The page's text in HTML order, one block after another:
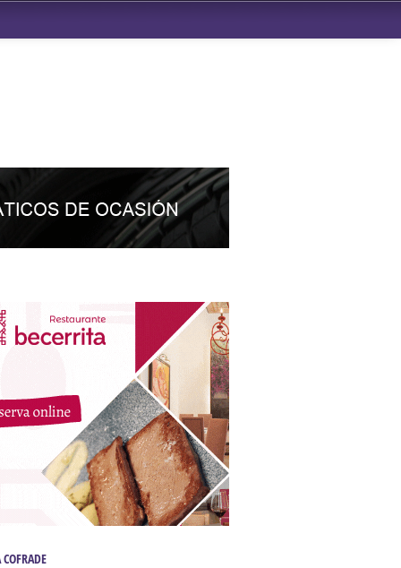
de San Benito